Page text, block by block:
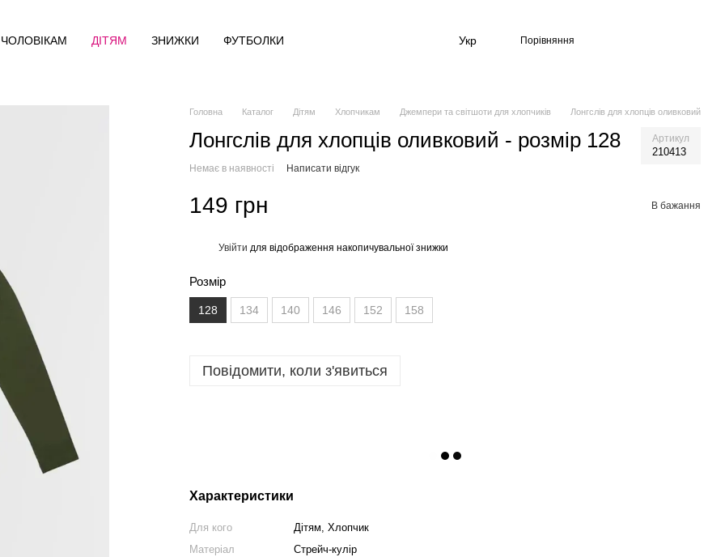
ЧОЛОВІКАМ ДІТЯМ ЗНИЖКИ ФУТБОЛКИ Укр Порівняння
Головна Каталог Дітям Хлопчикам Джемпери та світшоти для хлопчиків Лонгслів для хлопців оливковий
Лонгслів для хлопців оливковий - розмір 128 Артикул
210413
Немає в наявності Написати відгук
149 грн В бажання
Увійти для відображення накопичувальної знижки
Розмір
128 134 140 146 152 158
Повідомити, коли з'явиться
Характеристики
Для кого
Дітям, Хлопчик
Матеріал
Стрейч-кулір